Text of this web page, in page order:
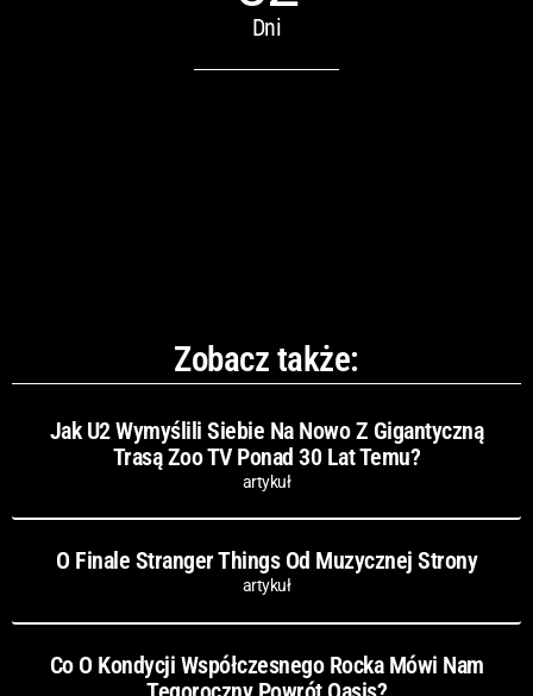
Dni
Zobacz także:
Jak U2 Wymyślili Siebie Na Nowo Z Gigantyczną
Trasą Zoo TV Ponad 30 Lat Temu?
artykuł
O Finale Stranger Things Od Muzycznej Strony
artykuł
Co O Kondycji Współczesnego Rocka Mówi Nam